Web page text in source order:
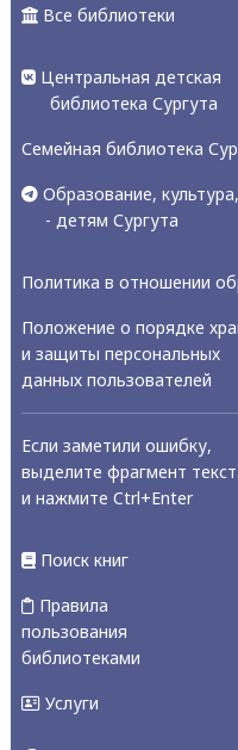
Все библиотеки
Центральная детская
библиотека Сургута
Семейная библиотека
Образование,
- детям Сургута
Политика в отношении
Положение о порядке
и защиты персональных
данных пользователей
Если заметили ошибку,
выделите фрагмент
и нажмите Ctrl+Enter
Поиск книг
Правила
пользования
библиотеками
Услуги